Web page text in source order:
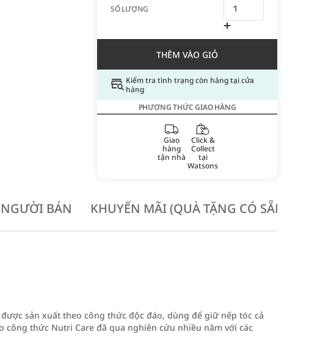
SỐ LƯỢNG
THÊM VÀO GIỎ
Kiểm tra tình trạng còn hàng tại cửa
hàng
PHƯƠNG THỨC GIAO HÀNG
Giao
hàng
tận nhà
Click &
Collect
tại
Watsons
BÁN KHUYẾN MÃI (QUÀ TẶNG CÓ SẴN
sản xuất theo công thức độc đáo, dùng để giữ nếp tóc cả
thức Nutri Care đã qua nghiên cứu nhiều năm với các